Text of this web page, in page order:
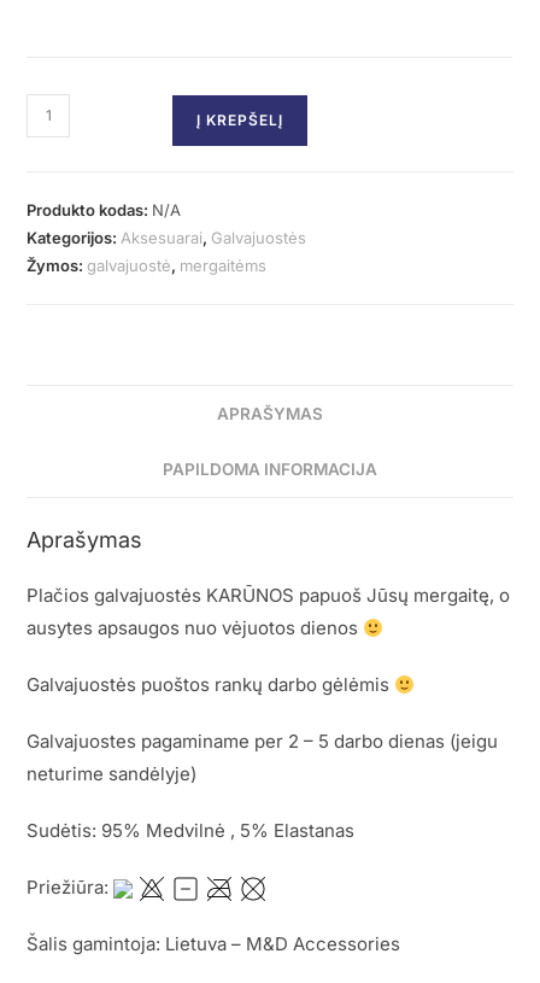
Į KREPŠELĮ
Produkto kodas: N/A
Kategorijos: Aksesuarai, Galvajuostės
Žymos:galvajuostė, mergaitėms
APRAŠYMAS
PAPILDOMA INFORMACIJA
Aprašymas
Plačios galvajuostės KARŪNOS papuoš Jūsų mergaitę, o
ausytes apsaugos nuo vėjuotos dienos
Galvajuostės puoštos rankų darbo gėlėmis
Galvajuostes pagaminame per 2 – 5 darbo dienas (jeigu
neturime sandėlyje)
Sudėtis: 95% Medvilnė , 5% Elastanas
Priežiūra:
Šalis gamintoja: Lietuva – M&D Accessories